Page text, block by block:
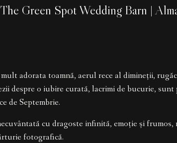
Green Spot Wedding Barn |
adorata toamnă, aerul rece al dimineții,
despre o iubire curată, lacrimi de bucurie, sunt
de Septembrie.
cu dragoste infinită, emoție și frumos,
fotografică.